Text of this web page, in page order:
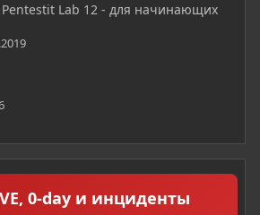
Lab 12 - для начинающих
0-day и инциденты